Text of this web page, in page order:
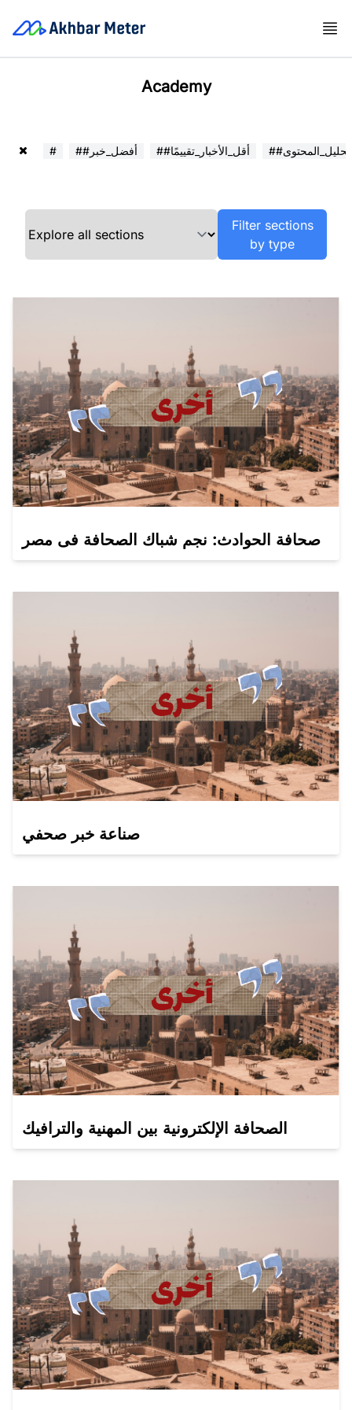
Academy
# ##أفضل_خبر ##أقل_الأخبار_تقييمًا ##تحليل_المحتوى
Filter sections
by type
صحافة الحوادث: نجم شباك الصحافة فى مصر
صناعة خبر صحفي
الصحافة الإلكترونية بين المهنية والترافيك